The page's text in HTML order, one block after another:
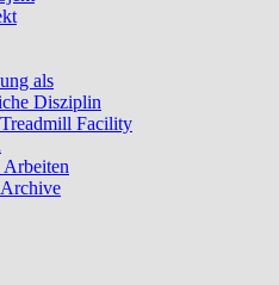
als
Disziplin
Facility
Arbeiten